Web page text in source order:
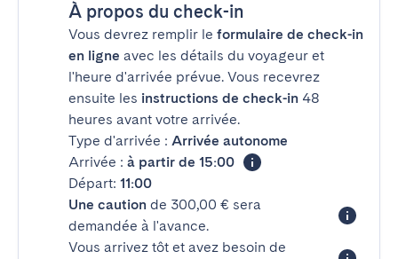
À propos du check-in
Vous devrez remplir le formulaire de check-in
en ligne avec les détails du voyageur et
l'heure d'arrivée prévue. Vous recevrez
ensuite les instructions de check-in 48
heures avant votre arrivée.
Type d'arrivée : Arrivée autonome
Arrivée : à partir de 15:00
Départ: 11:00
Une caution de 300,00 € sera
demandée à l'avance.
Vous arrivez tôt et avez besoin de